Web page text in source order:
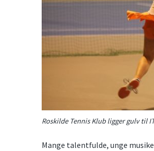
Roskilde Tennis Klub ligger gulv til
Mange talentfulde, unge